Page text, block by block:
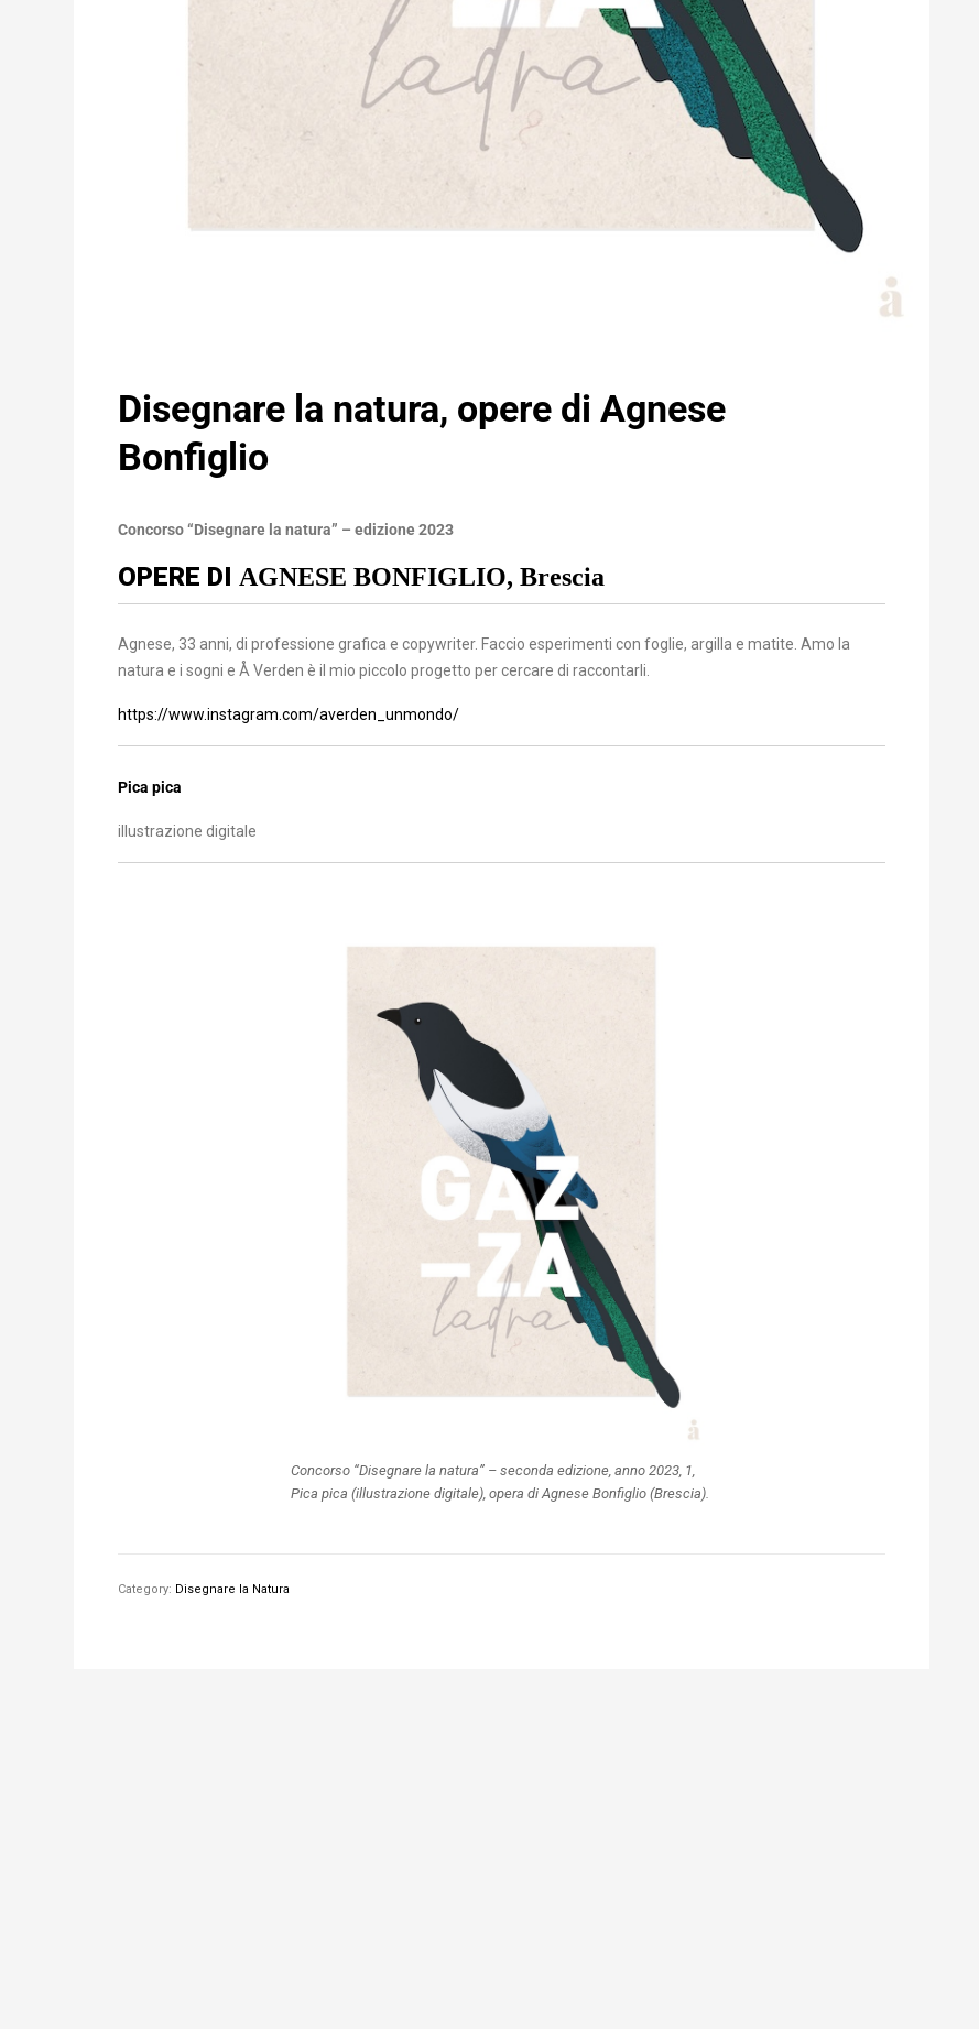
Disegnare la natura, opere di Agnese
Bonfiglio
Concorso “Disegnare la natura” – edizione 2023
OPERE DI AGNESE BONFIGLIO, Brescia
Agnese, 33 anni, di professione grafica e copywriter. Faccio esperimenti con foglie, argilla e matite. Amo la
natura e i sogni e Å Verden è il mio piccolo progetto per cercare di raccontarli.
https://www.instagram.com/averden_unmondo/
Pica pica
illustrazione digitale
Concorso “Disegnare la natura” – seconda edizione, anno 2023, 1,
Pica pica (illustrazione digitale), opera di Agnese Bonfiglio (Brescia).
Category: Disegnare la Natura